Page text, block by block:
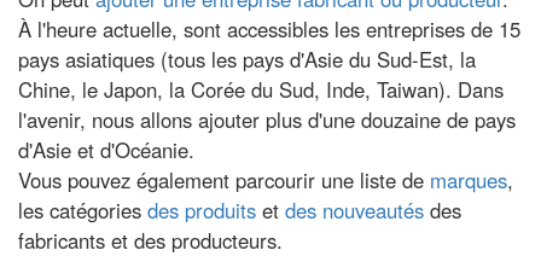
À l'heure actuelle, sont accessibles les entreprises de 15
pays asiatiques (tous les pays d'Asie du Sud-Est, la
Chine, le Japon, la Corée du Sud, Inde, Taiwan). Dans
l'avenir, nous allons ajouter plus d'une douzaine de pays
d'Asie et d'Océanie.
Vous pouvez également parcourir une liste de marques,
les catégories des produits et des nouveautés des
fabricants et des producteurs.